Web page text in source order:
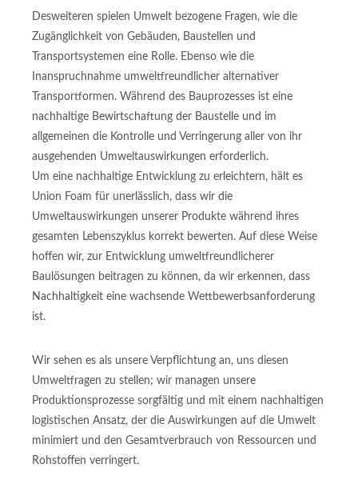
Desweiteren spielen Umwelt bezogene Fragen, wie die
Zugänglichkeit von Gebäuden, Baustellen und
Transportsystemen eine Rolle. Ebenso wie die
Inanspruchnahme umweltfreundlicher alternativer
Transportformen. Während des Bauprozesses ist eine
nachhaltige Bewirtschaftung der Baustelle und im
allgemeinen die Kontrolle und Verringerung aller von ihr
ausgehenden Umweltauswirkungen erforderlich.
Um eine nachhaltige Entwicklung zu erleichtern, hält es
Union Foam für unerlässlich, dass wir die
Umweltauswirkungen unserer Produkte während ihres
gesamten Lebenszyklus korrekt bewerten. Auf diese Weise
hoffen wir, zur Entwicklung umweltfreundlicherer
Baulösungen beitragen zu können, da wir erkennen, dass
Nachhaltigkeit eine wachsende Wettbewerbsanforderung
ist.
Wir sehen es als unsere Verpflichtung an, uns diesen
Umweltfragen zu stellen; wir managen unsere
Produktionsprozesse sorgfältig und mit einem nachhaltigen
logistischen Ansatz, der die Auswirkungen auf die Umwelt
minimiert und den Gesamtverbrauch von Ressourcen und
Rohstoffen verringert.